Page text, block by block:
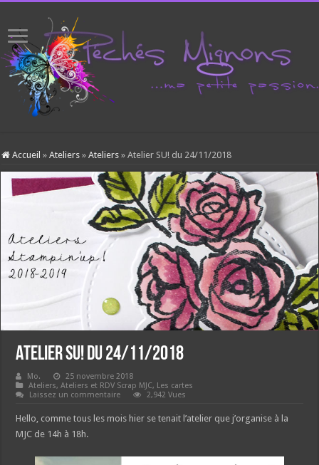
Accueil » Ateliers » Ateliers » Atelier SU! du 24/11/2018
Atelier SU! du 24/11/2018
Mo.
25 novembre 2018
Ateliers,Ateliers et RDV Scrap MJC, Les cartes
Laissez un commentaire
2,942 Vues
Hello, comme tous les mois hier se tenait l’atelier que j’organise à la
MJC de 14h à 18h.